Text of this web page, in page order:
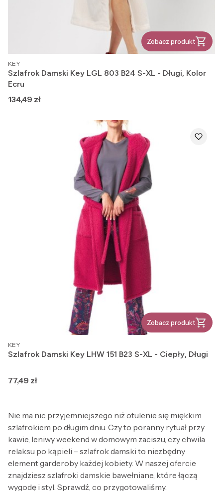
Zobacz produkt
PRODUCENT
KEY
Szlafrok Damski Key LGL 803 B24 S-XL - Długi, Kolor
Ecru
Cena
134,49 zł
Zobacz produkt
PRODUCENT
KEY
Szlafrok Damski Key LHW 151 B23 S-XL - Ciepły, Długi
Cena
77,49 zł
Nie ma nic przyjemniejszego niż otulenie się miękkim
szlafrokiem po długim dniu. Czy to poranny rytuał przy
kawie, leniwy weekend w domowym zaciszu, czy chwila
relaksu po kąpieli – szlafrok damski to niezbędny
element garderoby każdej kobiety. W naszej ofercie
znajdziesz szlafroki damskie bawełniane, które łączą
wygodę i styl. Sprawdź, co przygotowaliśmy.